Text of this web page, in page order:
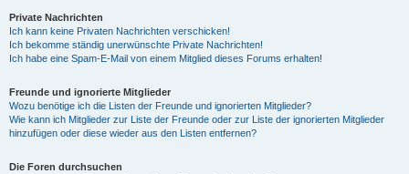
Private Nachrichten
Ich kann keine Privaten Nachrichten verschicken!
Ich bekomme ständig unerwünschte Private Nachrichten!
Ich habe eine Spam-E-Mail von einem Mitglied dieses Forums erhalten!
Freunde und ignorierte Mitglieder
Wozu benötige ich die Listen der Freunde und ignorierten Mitglieder?
Wie kann ich Mitglieder zur Liste der Freunde oder zur Liste der ignorierten Mitglieder
hinzufügen oder diese wieder aus den Listen entfernen?
Die Foren durchsuchen